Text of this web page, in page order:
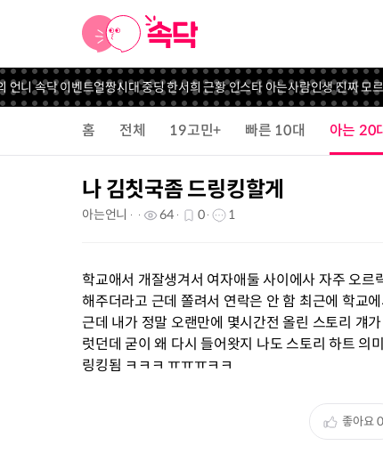
니 속닥 이벤트얼짱시대 중딩 한서희 근황 인스타 아는사람인생 진짜 모르
홈 전체 19고민+ 빠른 10대 아는 20
나 김칫국좀 드링킹할게
아는언니 64 0 1
학교애서 개잘생겨서 여자애둘 사이에사 자주 오
해주더라고 근데 쫄려서 연락은 안 함 최근에 학교
근데 내가 정말 오랜만에 몇시간전 올린 스토리 걔
럿던데 굳이 왜 다시 들어왓지 나도 스토리 하트 의
링킹됨 ㅋㅋㅋ ㅠㅠㅠㅋㅋ
좋아요0